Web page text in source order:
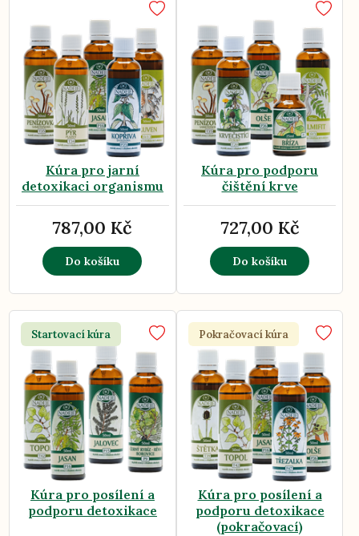
Kúra pro jarní
detoxikaci organismu
787,00 Kč
Do košíku
Kúra pro podporu
čištění krve
727,00 Kč
Do košíku
Startovací kúra
Kúra pro posílení a
podporu detoxikace
Pokračovací kúra
Kúra pro posílení a
podporu detoxikace
(pokračovací)